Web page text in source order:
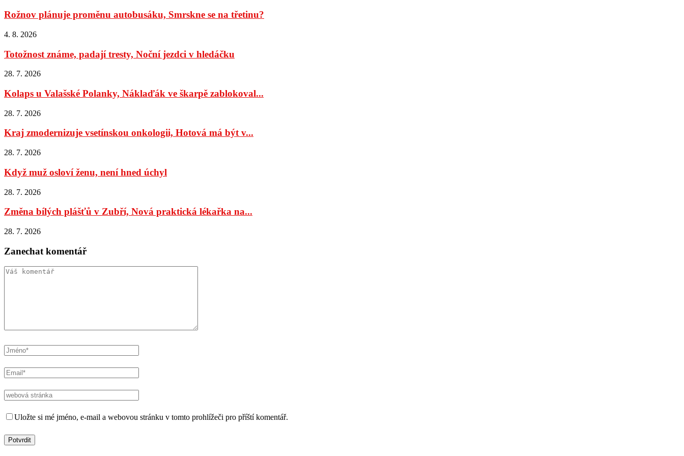
Rožnov plánuje proměnu autobusáku, Smrskne se na třetinu?
4. 8. 2026
Totožnost známe, padají tresty, Noční jezdci v hledáčku
28. 7. 2026
Kolaps u Valašské Polanky, Náklaďák ve škarpě zablokoval...
28. 7. 2026
Kraj zmodernizuje vsetínskou onkologii, Hotová má být v...
28. 7. 2026
Když muž osloví ženu, není hned úchyl
28. 7. 2026
Změna bílých plášťů v Zubří, Nová praktická lékařka na...
28. 7. 2026
Zanechat komentář
Uložte si mé jméno, e-mail a webovou stránku v tomto prohlížeči pro příští komentář.